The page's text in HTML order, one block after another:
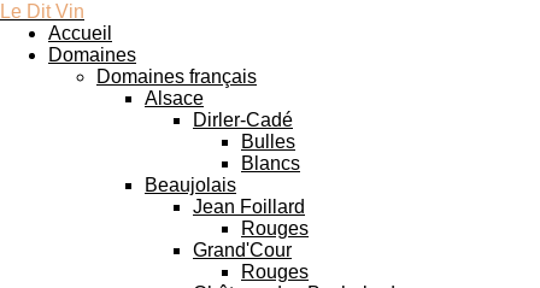
Le Dit Vin
Accueil
Domaines
Domaines français
Alsace
Dirler-Cadé
Bulles
Blancs
Beaujolais
Jean Foillard
Rouges
Grand'Cour
Rouges